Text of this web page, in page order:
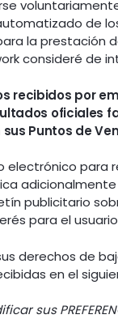
de
la prestación
consideré de
recibidos por
oficiales
Puntos de
electrónico
publicitario
para el
derechos de
en el
sus